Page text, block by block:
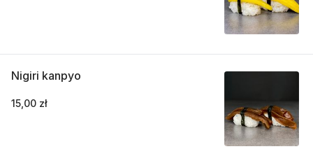
Nigiri kanpyo
15,00 zł